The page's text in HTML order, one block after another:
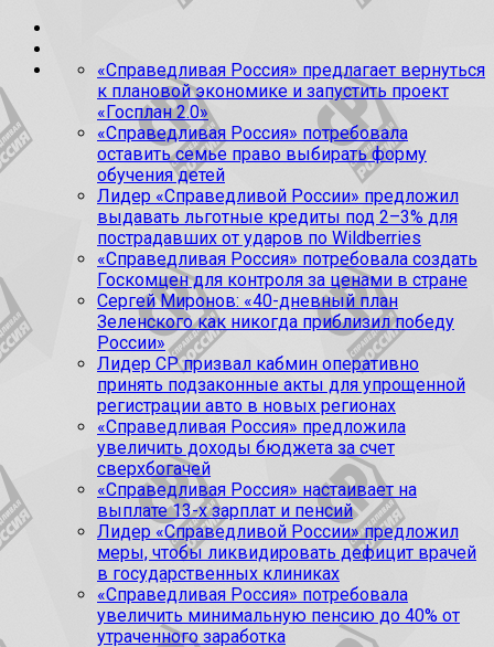
«Справедливая Россия» предлагает вернуться
к плановой экономике и запустить проект
«Госплан 2.0»
«Справедливая Россия» потребовала
оставить семье право выбирать форму
обучения детей
Лидер «Справедливой России» предложил
выдавать льготные кредиты под 2–3% для
пострадавших от ударов по Wildberries
«Справедливая Россия» потребовала создать
Госкомцен для контроля за ценами в стране
Сергей Миронов: «40-дневный план
Зеленского как никогда приблизил победу
России»
Лидер СР призвал кабмин оперативно
принять подзаконные акты для упрощенной
регистрации авто в новых регионах
«Справедливая Россия» предложила
увеличить доходы бюджета за счет
сверхбогачей
«Справедливая Россия» настаивает на
выплате 13-х зарплат и пенсий
Лидер «Справедливой России» предложил
меры, чтобы ликвидировать дефицит врачей
в государственных клиниках
«Справедливая Россия» потребовала
увеличить минимальную пенсию до 40% от
утраченного заработка